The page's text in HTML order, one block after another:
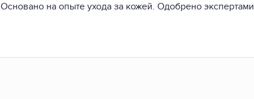
Основано на опыте ухода за кожей. Одобрено